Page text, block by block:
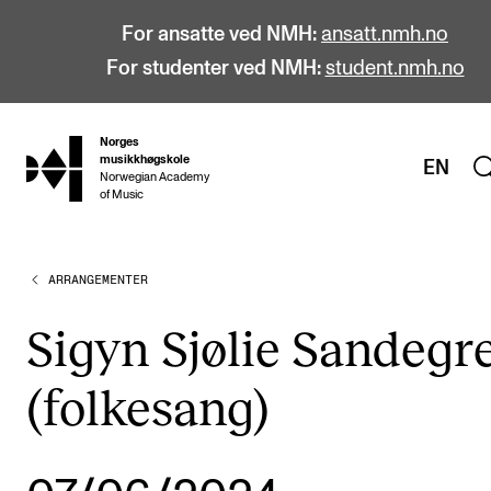
For ansatte ved NMH: ansatt.nmh.no
For studenter ved NMH: student.nmh.no
hjem
Norges
musikkhøgskole
Norwegian Academy
of Music
EN
STUDIER
Bachelor
Master
Årsstudium og videreutdanning
ARRANGEMENTER
Sigyn Sjølie
(folkesang)